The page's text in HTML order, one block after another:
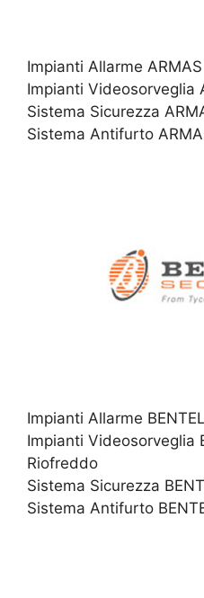
Impianti Allarme
Impianti Videosorveglia
Sistema Sicurezza
Sistema Antifurto
Impianti Allarme
Impianti Videosorveglia
Riofreddo
Sistema Sicurezza
Sistema Antifurto